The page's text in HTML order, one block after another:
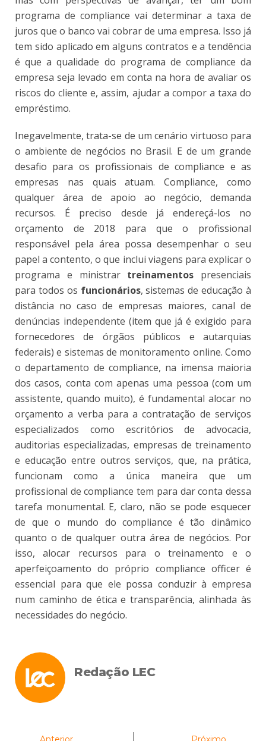
programa de compliance vai determinar a taxa de
juros que o banco vai cobrar de uma empresa. Isso já
tem sido aplicado em alguns contratos e a tendência
é que a qualidade do programa de compliance da
empresa seja levado em conta na hora de avaliar os
riscos do cliente e, assim, ajudar a compor a taxa do
empréstimo.
Inegavelmente, trata-se de um cenário virtuoso para
o ambiente de negócios no Brasil. E de um grande
desafio para os profissionais de compliance e as
empresas nas quais atuam. Compliance, como
qualquer área de apoio ao negócio, demanda
recursos. É preciso desde já endereçá-los no
orçamento de 2018 para que o profissional
responsável pela área possa desempenhar o seu
papel a contento, o que inclui viagens para explicar o
programa e ministrar treinamentos presenciais
para todos os funcionários, sistemas de educação à
distância no caso de empresas maiores, canal de
denúncias independente (item que já é exigido para
fornecedores de órgãos públicos e autarquias
federais) e sistemas de monitoramento online. Como
o departamento de compliance, na imensa maioria
dos casos, conta com apenas uma pessoa (com um
assistente, quando muito), é fundamental alocar no
orçamento a verba para a contratação de serviços
especializados como escritórios de advocacia,
auditorias especializadas, empresas de treinamento
e educação entre outros serviços, que, na prática,
funcionam como a única maneira que um
profissional de compliance tem para dar conta dessa
tarefa monumental. E, claro, não se pode esquecer
de que o mundo do compliance é tão dinâmico
quanto o de qualquer outra área de negócios. Por
isso, alocar recursos para o treinamento e o
aperfeiçoamento do próprio compliance officer é
essencial para que ele possa conduzir à empresa
num caminho de ética e transparência, alinhada às
necessidades do negócio.
Redação LEC